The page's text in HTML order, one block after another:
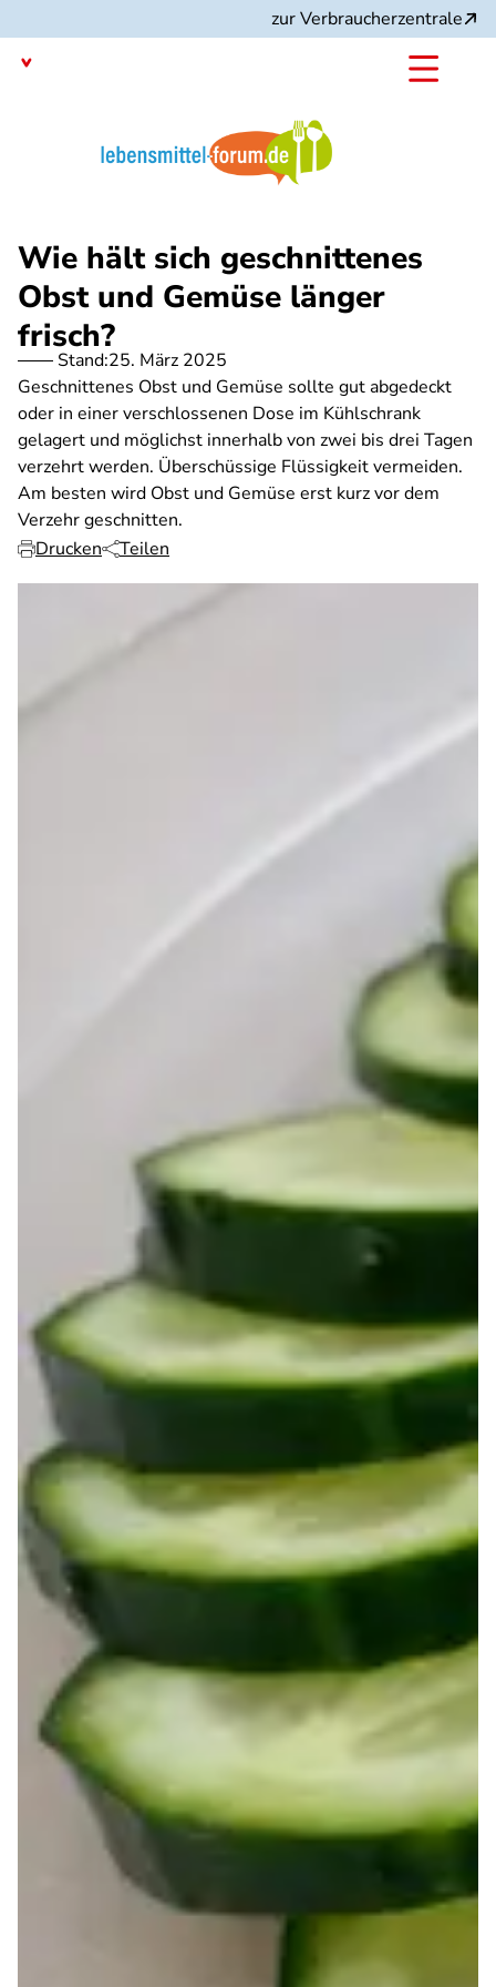
zum
Inhalt
zur Verbraucherzentrale
Wie hält sich geschnittenes
Obst und Gemüse länger
frisch?
Stand:25. März 2025
Geschnittenes Obst und Gemüse sollte gut abgedeckt
oder in einer verschlossenen Dose im Kühlschrank
gelagert und möglichst innerhalb von zwei bis drei Tagen
verzehrt werden. Überschüssige Flüssigkeit vermeiden.
Am besten wird Obst und Gemüse erst kurz vor dem
Verzehr geschnitten.
Drucken
Teilen